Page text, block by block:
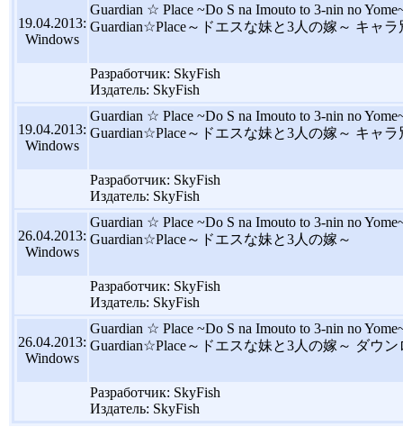
19.04.2013:
Windows
Guardian ☆ Place ~Do S na Imouto to 3-nin no
Guardian☆Place～ドエスな妹と3人の嫁～ キャ
Разработчик: SkyFish
Издатель: SkyFish
19.04.2013:
Windows
Guardian ☆ Place ~Do S na Imouto to 3-nin no
Guardian☆Place～ドエスな妹と3人の嫁～ キャ
Разработчик: SkyFish
Издатель: SkyFish
26.04.2013:
Windows
Guardian ☆ Place ~Do S na Imouto to 3-nin no
Guardian☆Place～ドエスな妹と3人の嫁～
Разработчик: SkyFish
Издатель: SkyFish
26.04.2013:
Windows
Guardian ☆ Place ~Do S na Imouto to 3-nin no
Guardian☆Place～ドエスな妹と3人の嫁～ ダウ
Разработчик: SkyFish
Издатель: SkyFish